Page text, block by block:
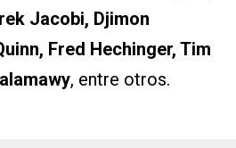
Jacobi, Djimon
Fred Hechinger, Tim
, entre otros.